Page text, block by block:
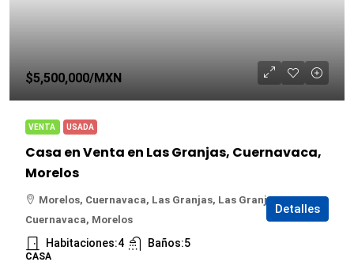
$5,500,000/MXN
VENTA USADA
Casa en Venta en Las Granjas, Cuernavaca,
Morelos
Morelos, Cuernavaca, Las Granjas, Las Granjas,
Cuernavaca, Morelos
Habitaciones:4 Baños:5
CASA
Detalles